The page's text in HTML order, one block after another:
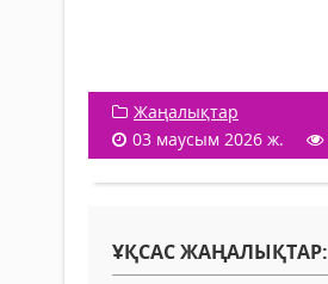
Жаңалықтар
03 маусым 2026 ж.
ҰҚСАС ЖАҢАЛЫҚТАР: